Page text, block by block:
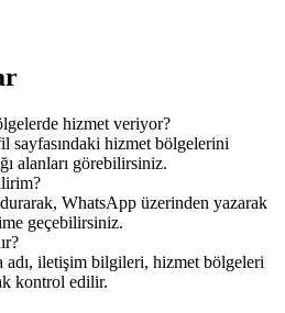
hizmet veriyor?
hizmet bölgelerini
alanları görebilirsiniz.
WhatsApp üzerinden yazarak
geçebilirsiniz.
adı, iletişim bilgileri, hizmet bölgeleri
kontrol edilir.